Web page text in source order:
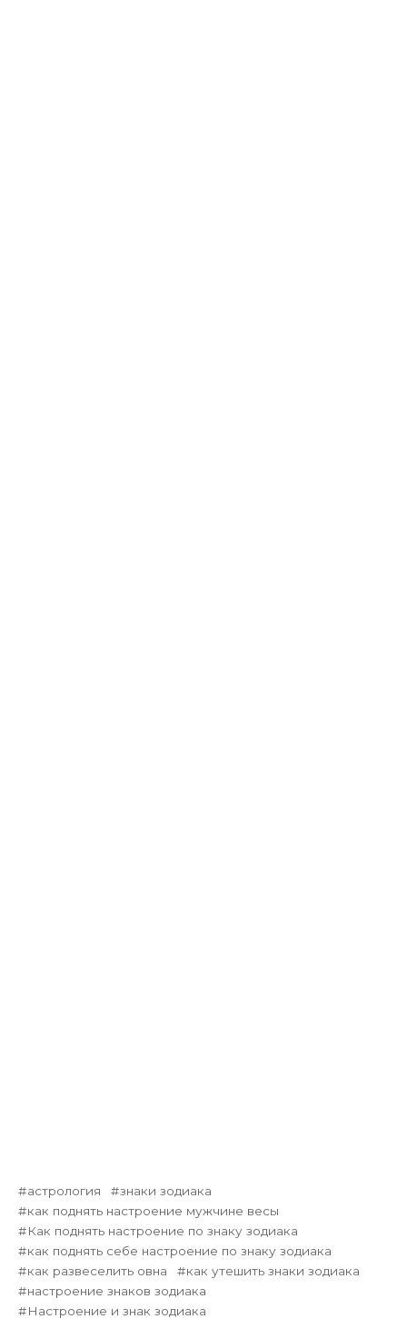
астрология
знаки зодиака
как поднять настроение мужчине весы
Как поднять настроение по знаку зодиака
как поднять себе настроение по знаку зодиака
как развеселить овна
как утешить знаки зодиака
настроение знаков зодиака
Настроение и знак зодиака